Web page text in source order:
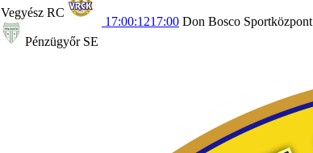
Vegyész RC
Pénzügyőr SE
17:00:1217:00 Don Bosco Sportközpont